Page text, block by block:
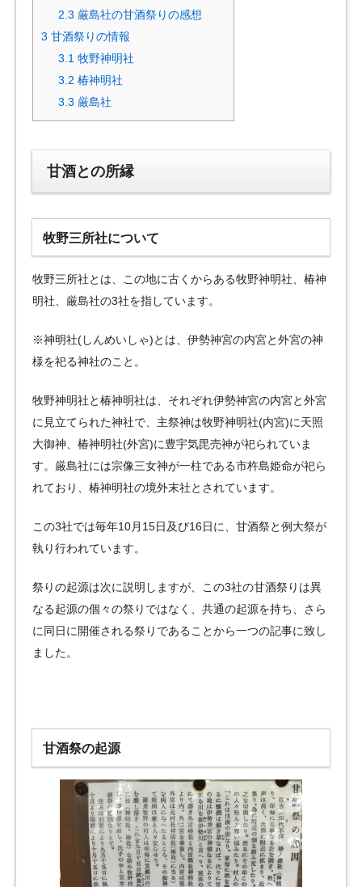
2.3 厳島社の甘酒祭りの感想
3 甘酒祭りの情報
3.1 牧野神明社
3.2 椿神明社
3.3 厳島社
甘酒との所縁
牧野三所社について
牧野三所社とは、この地に古くからある牧野神明社、椿神
明社、厳島社の3社を指しています。
※神明社(しんめいしゃ)とは、伊勢神宮の内宮と外宮の神
様を祀る神社のこと。
牧野神明社と椿神明社は、それぞれ伊勢神宮の内宮と外宮
に見立てられた神社で、主祭神は牧野神明社(内宮)に天照
大御神、椿神明社(外宮)に豊宇気毘売神が祀られていま
す。厳島社には宗像三女神が一柱である市杵島姫命が祀ら
れており、椿神明社の境外末社とされています。
この3社では毎年10月15日及び16日に、甘酒祭と例大祭が
執り行われています。
祭りの起源は次に説明しますが、この3社の甘酒祭りは異
なる起源の個々の祭りではなく、共通の起源を持ち、さら
に同日に開催される祭りであることから一つの記事に致し
ました。
甘酒祭の起源